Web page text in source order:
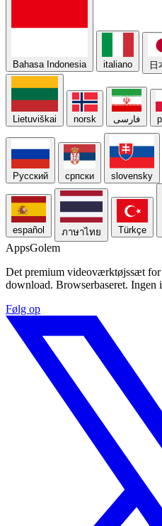
Bahasa Indonesia italiano 日
Lietuviškai norsk فارسی
Русский српски slovensky
español ภาษาไทย Türkçe
AppsGolem
Det premium videoværktøjssæt
download. Browserbaseret. Ingen
Følg op